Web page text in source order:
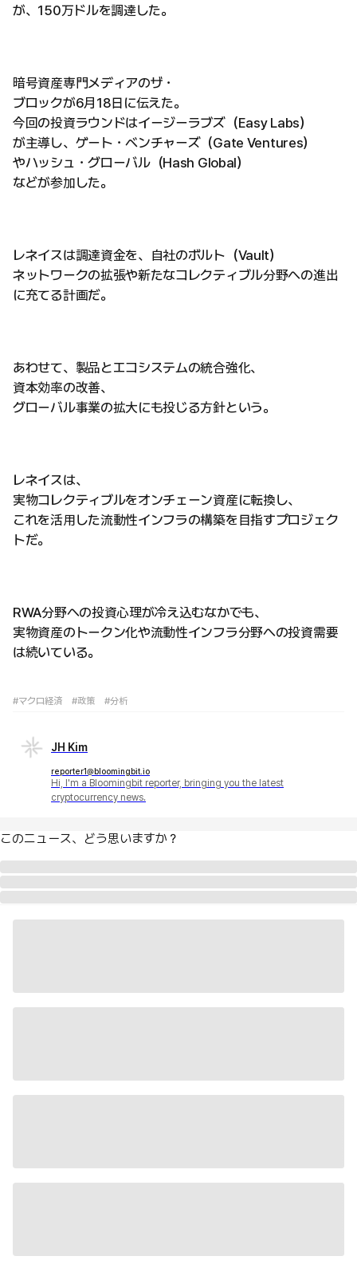
が、150万ドルを調達した。
暗号資産専門メディアのザ・
ブロックが6月18日に伝えた。
今回の投資ラウンドはイージーラブズ（Easy Labs）
が主導し、ゲート・ベンチャーズ（Gate Ventures）
やハッシュ・グローバル（Hash Global）
などが参加した。
レネイスは調達資金を、自社のボルト（Vault）
ネットワークの拡張や新たなコレクティブル分野への進出
に充てる計画だ。
あわせて、製品とエコシステムの統合強化、
資本効率の改善、
グローバル事業の拡大にも投じる方針という。
レネイスは、
実物コレクティブルをオンチェーン資産に転換し、
これを活用した流動性インフラの構築を目指すプロジェク
トだ。
RWA分野への投資心理が冷え込むなかでも、
実物資産のトークン化や流動性インフラ分野への投資需要
は続いている。
#マクロ経済 #政策 #分析
JH Kim
reporter1@bloomingbit.io
Hi, I'm a Bloomingbit reporter, bringing you the latest
cryptocurrency news.
このニュース、どう思いますか？